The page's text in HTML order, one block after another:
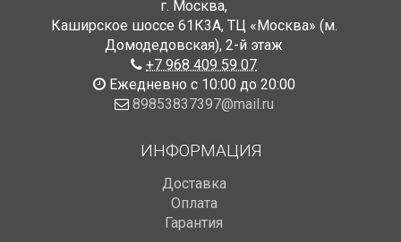
г. Москва,
Каширское шоссе 61К3А, ТЦ «Москва» (м.
Домодедовская), 2-й этаж
+7 968 409 59 07
Ежедневно с 10:00 до 20:00
89853837397@mail.ru
ИНФОРМАЦИЯ
Доставка
Оплата
Гарантия